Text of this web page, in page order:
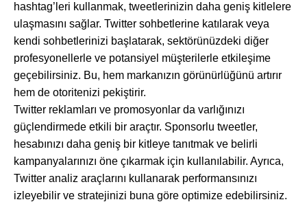
hashtag’leri kullanmak, tweetlerinizin daha geniş kitlelere
ulaşmasını sağlar. Twitter sohbetlerine katılarak veya
kendi sohbetlerinizi başlatarak, sektörünüzdeki diğer
profesyonellerle ve potansiyel müşterilerle etkileşime
geçebilirsiniz. Bu, hem markanızın görünürlüğünü artırır
hem de otoritenizi pekiştirir.
Twitter reklamları ve promosyonlar da varlığınızı
güçlendirmede etkili bir araçtır. Sponsorlu tweetler,
hesabınızı daha geniş bir kitleye tanıtmak ve belirli
kampanyalarınızı öne çıkarmak için kullanılabilir. Ayrıca,
Twitter analiz araçlarını kullanarak performansınızı
izleyebilir ve stratejinizi buna göre optimize edebilirsiniz.